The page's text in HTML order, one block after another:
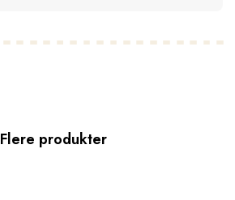
Flere produkter